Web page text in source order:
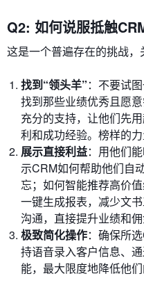
Q2: 如何说服抵触
这是一个普遍存在的挑战，
找到“领头羊”：不要试
找到那些业绩优秀且愿
充分的支持，让他们先
利和成功经验。榜样的力
展示直接利益：用他们
示CRM如何帮助他们自
忘；如何智能推荐高价
一键生成报表，减少文
沟通，直接提升业绩和佣
极致简化操作：确保所
持语音录入客户信息、
能，最大限度地降低他